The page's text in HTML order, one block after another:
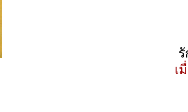
เ